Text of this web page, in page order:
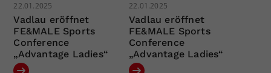
22.01.2025
Vadlau eröffnet
FE&MALE Sports
Conference
„Advantage Ladies“
22.01.2025
Vadlau eröffnet
FE&MALE Sports
Conference
„Advantage Ladies“